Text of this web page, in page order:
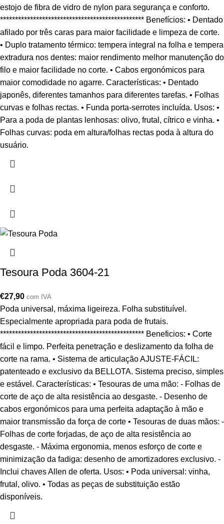
estojo de fibra de vidro de nylon para segurança e conforto.
************************************************ Benefícios: • Dentado
afilado por três caras para maior facilidade e limpeza de corte.
• Duplo tratamento térmico: tempera integral na folha e tempera
extradura nos dentes: maior rendimento melhor manutenção do
filo e maior facilidade no corte. • Cabos ergonómicos para
maior comodidade no agarre. Características: • Dentado
japonês, diferentes tamanhos para diferentes tarefas. • Folhas
curvas e folhas rectas. • Funda porta-serrotes incluída. Usos: •
Para a poda de plantas lenhosas: olivo, frutal, cítrico e vinha. •
Folhas curvas: poda em altura/folhas rectas poda à altura do
usuário.
Tesoura Poda 3604-21
€27,90 com IVA
Poda universal, máxima ligeireza. Folha substituível.
Especialmente apropriada para poda de frutais.
************************************************ Beneficios: • Corte
fácil e limpo. Perfeita penetração e deslizamento da folha de
corte na rama. • Sistema de articulação AJUSTE-FÁCIL:
patenteado e exclusivo da BELLOTA. Sistema preciso, simples
e estável. Características: • Tesouras de uma mão: - Folhas de
corte de aço de alta resistência ao desgaste. - Desenho de
cabos ergonómicos para uma perfeita adaptação à mão e
maior transmissão da força de corte • Tesouras de duas mãos: -
Folhas de corte forjadas, de aço de alta resistência ao
desgaste. - Máxima ergonomia, menos esforço de corte e
minimização da fadiga: desenho de amortizadores exclusivo. -
Inclui chaves Allen de oferta. Usos: • Poda universal: vinha,
frutal, olivo. • Todas as peças de substituição estão
disponíveis.